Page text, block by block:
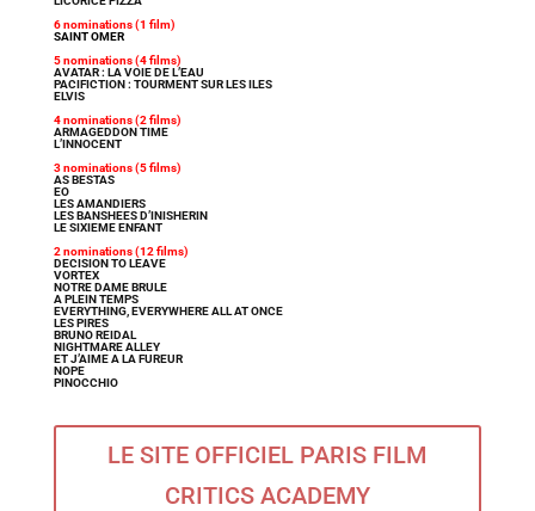
6 nominations (1 film)
SAINT OMER
5 nominations (4 films)
AVATAR : LA VOIE DE L’EAU
PACIFICTION : TOURMENT SUR LES ILES
ELVIS
4 nominations (2 films)
ARMAGEDDON TIME
L’INNOCENT
3 nominations (5 films)
AS BESTAS
EO
LES AMANDIERS
LES BANSHEES D’INISHERIN
LE SIXIEME ENFANT
2 nominations (12 films)
DECISION TO LEAVE
VORTEX
NOTRE DAME BRULE
A PLEIN TEMPS
EVERYTHING, EVERYWHERE ALL AT ONCE
LES PIRES
BRUNO REIDAL
NIGHTMARE ALLEY
ET J’AIME A LA FUREUR
NOPE
PINOCCHIO
LE SITE OFFICIEL PARIS FILM
CRITICS ACADEMY